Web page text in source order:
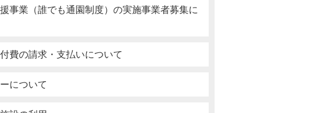
事業（誰でも通園制度）の実施事業者募集に
費の請求・支払いについて
について